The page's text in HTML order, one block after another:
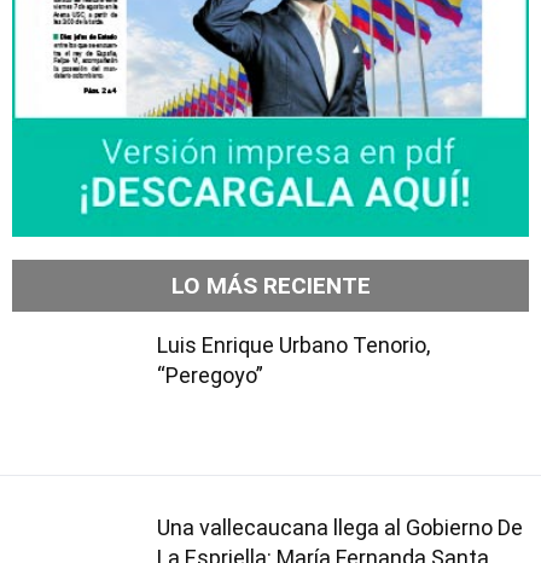
LO MÁS RECIENTE
Luis Enrique Urbano Tenorio,
“Peregoyo”
Una vallecaucana llega al Gobierno De
La Espriella: María Fernanda Santa,